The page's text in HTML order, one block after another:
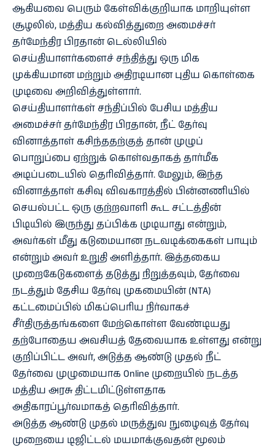
ஆகியவை பெரும் கேள்விக்குறியாக மாறியுள்ள
சூழலில், மத்திய கல்வித்துறை அமைச்சர்
தர்மேந்திர பிரதான் டெல்லியில்
செய்தியாளர்களைச் சந்தித்து ஒரு மிக
முக்கியமான மற்றும் அதிரடியான புதிய கொள்கை
முடிவை அறிவித்துள்ளார்.
செய்தியாளர்கள் சந்திப்பில் பேசிய மத்திய
அமைச்சர் தர்மேந்திர பிரதான், நீட் தேர்வு
வினாத்தாள் கசிந்ததற்குத் தான் முழுப்
பொறுப்பை ஏற்றுக் கொள்வதாகத் தார்மீக
அடிப்படையில் தெரிவித்தார். மேலும், இந்த
வினாத்தாள் கசிவு விவகாரத்தில் பின்னணியில்
செயல்பட்ட ஒரு குற்றவாளி கூட சட்டத்தின்
பிடியில் இருந்து தப்பிக்க முடியாது என்றும்,
அவர்கள் மீது கடுமையான நடவடிக்கைகள் பாயும்
என்றும் அவர் உறுதி அளித்தார். இத்தகைய
முறைகேடுகளைத் தடுத்து நிறுத்தவும், தேர்வை
நடத்தும் தேசிய தேர்வு முகமையின் (NTA)
கட்டமைப்பில் மிகப்பெரிய நிர்வாகச்
சீர்திருத்தங்களை மேற்கொள்ள வேண்டியது
தற்போதைய அவசியத் தேவையாக உள்ளது என்று
குறிப்பிட்ட அவர், அடுத்த ஆண்டு முதல் நீட்
தேர்வை முழுமையாக Online முறையில் நடத்த
மத்திய அரசு திட்டமிட்டுள்ளதாக
அதிகாரப்பூர்வமாகத் தெரிவித்தார்.
அடுத்த ஆண்டு முதல் மருத்துவ நுழைவுத் தேர்வு
முறையை டிஜிட்டல் மயமாக்குவதன் மூலம்